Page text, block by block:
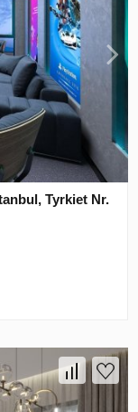
Tyrkiet Nr.